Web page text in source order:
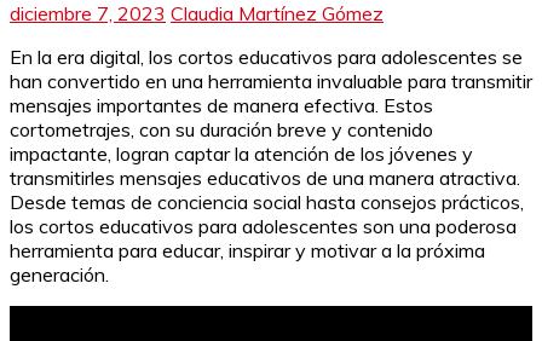
diciembre 7, 2023 Claudia Martínez Gómez
En la era digital, los cortos educativos para adolescentes se
han convertido en una herramienta invaluable para transmitir
mensajes importantes de manera efectiva. Estos
cortometrajes, con su duración breve y contenido
impactante, logran captar la atención de los jóvenes y
transmitirles mensajes educativos de una manera atractiva.
Desde temas de conciencia social hasta consejos prácticos,
los cortos educativos para adolescentes son una poderosa
herramienta para educar, inspirar y motivar a la próxima
generación.